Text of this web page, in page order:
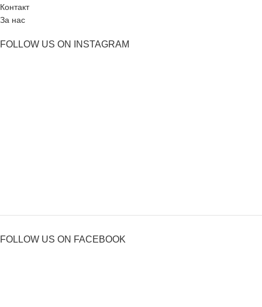
Контакт
За нас
FOLLOW US ON INSTAGRAM
FOLLOW US ON FACEBOOK